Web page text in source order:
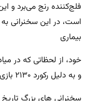
فلج‌کننده رنج می‌برد و
است، در این سخنرانی
بیماری
خود، از لحظاتی که در
و به دلیل رکورد ۲۱۳۰ بازی متوالی خود جوایزی دریافت کرد.